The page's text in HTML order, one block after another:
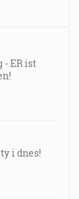
- ER ist
i dnes!